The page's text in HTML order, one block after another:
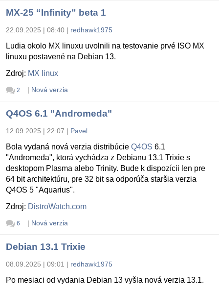
MX-25 “Infinity” beta 1
22.09.2025 | 08:40 | redhawk1975
Ludia okolo MX linuxu uvolnili na testovanie prvé ISO MX
linuxu postavené na Debian 13.
Zdroj: MX linux
2 | Nová verzia
Q4OS 6.1 "Andromeda"
12.09.2025 | 22:07 | Pavel
Bola vydaná nová verzia distribúcie Q4OS 6.1
"Andromeda", ktorá vychádza z Debianu 13.1 Trixie s
desktopom Plasma alebo Trinity. Bude k dispozícii len pre
64 bit architektúru, pre 32 bit sa odporúča staršia verzia
Q4OS 5 "Aquarius".
Zdroj: DistroWatch.com
6 | Nová verzia
Debian 13.1 Trixie
08.09.2025 | 09:01 | redhawk1975
Po mesiaci od vydania Debian 13 vyšla nová verzia 13.1.